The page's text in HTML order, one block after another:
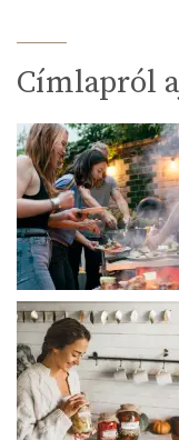
Címlapról